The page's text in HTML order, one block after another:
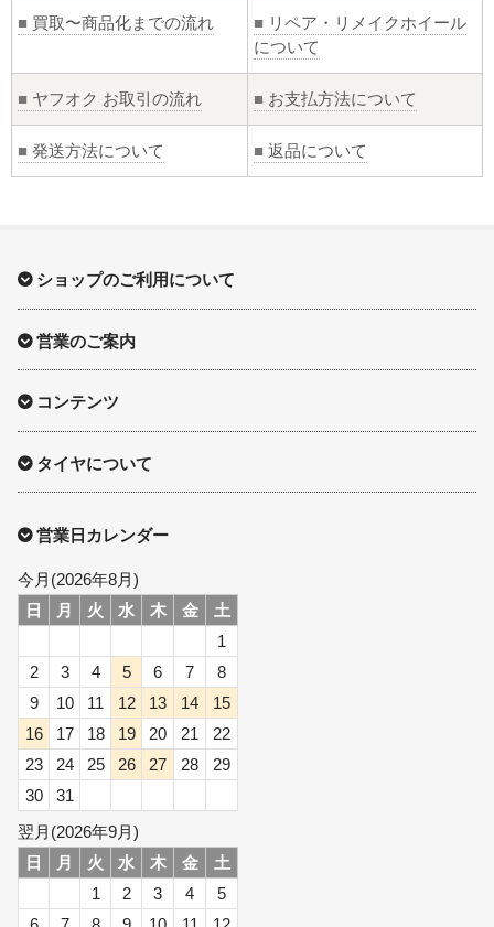
■ 買取〜商品化までの流れ ■ リペア・リメイクホイール
について
■ ヤフオク お取引の流れ ■ お支払方法について
■ 発送方法について ■ 返品について
ショップのご利用について
営業のご案内
コンテンツ
タイヤについて
営業日カレンダー
今月(2026年8月)
日
月 火 水 木 金
土
1
2
3 4 5 6 7
8
9
10 11 12 13 14
15
16
17 18 19 20 21
22
23
24 25 26 27 28
29
30
31
翌月(2026年9月)
日
月 火 水 木 金
土
1
2 3 4
5